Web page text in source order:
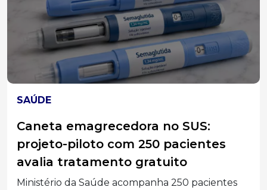
SOLIDARIEDADE
Residencial de Idosos de Erval Velho
promove Pastelada Solidária neste
sábado (8)
O Residencial Nossa Senhora de Fátima, em Erval